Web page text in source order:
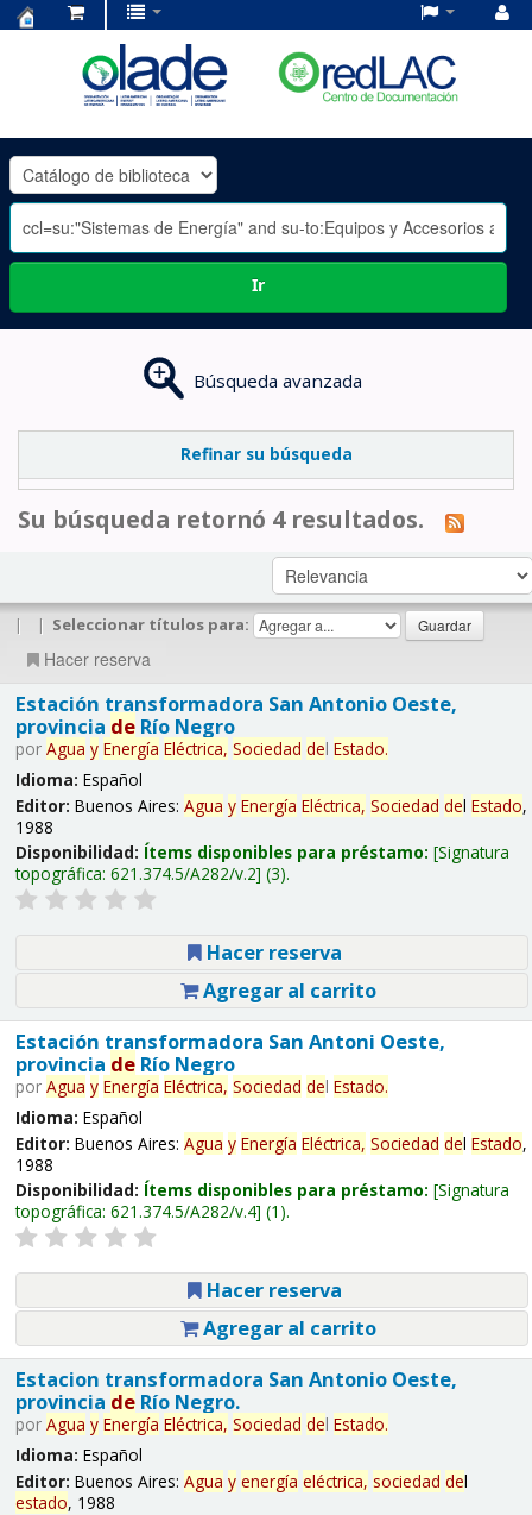
OLADE
-
Ir
Búsqueda avanzada
Refinar su búsqueda
Su búsqueda retornó 4 resultados.
| | Seleccionar títulos para:
Hacer reserva
Estación transformadora San Antonio Oeste,
provincia deRío Negro
por Agua y Energía Eléctrica, Sociedad del Estado.
Idioma: Español
Editor: Buenos Aires: Agua y Energía Eléctrica, Sociedad del Estado,
1988
Disponibilidad: Ítems disponibles para préstamo: Signatura
topográfica: 621.374.5/A282/v.2 (3).
Hacer reserva
Agregar al carrito
Estación transformadora San Antoni Oeste,
provincia deRío Negro
por Agua y Energía Eléctrica, Sociedad del Estado.
Idioma: Español
Editor: Buenos Aires: Agua y Energía Eléctrica, Sociedad del Estado,
1988
Disponibilidad: Ítems disponibles para préstamo: Signatura
topográfica: 621.374.5/A282/v.4 (1).
Hacer reserva
Agregar al carrito
Estacion transformadora San Antonio Oeste,
provincia deRío Negro.
por Agua y Energía Eléctrica, Sociedad del Estado.
Idioma: Español
Editor: Buenos Aires: Agua y energía eléctrica, sociedad del
estado, 1988